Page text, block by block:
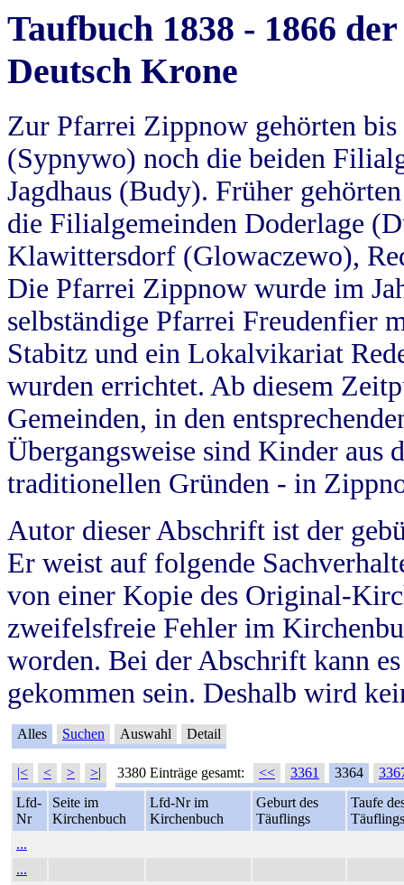
Taufbuch 1838 - 1866
Deutsch Krone
Zur Pfarrei Zippnow gehörten
(Sypnywo) noch die beiden
Jagdhaus (Budy). Früher
die Filialgemeinden Doderlage
Klawittersdorf (Glowaczewo),
Die Pfarrei Zippnow wurde im
selbständige Pfarrei Freudenfier
Stabitz und ein Lokalvikariat
wurden errichtet. Ab diesem
Gemeinden, in den
Übergangsweise sind Kinder aus
traditionellen Gründen - in
Autor dieser Abschrift ist der
Er weist auf folgende
von einer Kopie des Original-
zweifelsfreie Fehler im
worden. Bei der Abschrift kann
gekommen sein. Deshalb wird
Alles Suchen Auswahl Detail
|< < > >| 3380 Einträge gesamt: << 3361 3364
Lfd-
Nr
Seite im
Kirchenbuch
Lfd-Nr im
Kirchenbuch
Geburt des
Täuflings
Taufe
Täuflings
...
...